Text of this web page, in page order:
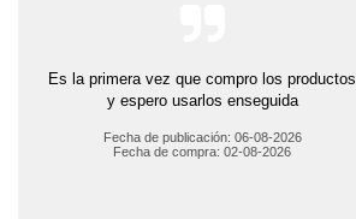
Es la primera vez que compro los productos
y espero usarlos enseguida
Fecha de publicación: 06-08-2026
Fecha de compra: 02-08-2026